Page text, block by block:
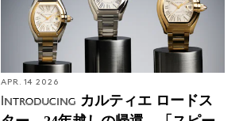
APR. 14 2026
Introducing カルティエ ロードス